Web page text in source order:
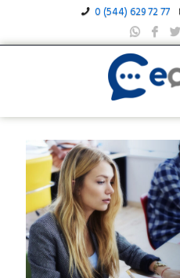
0 (544) 629 72 77